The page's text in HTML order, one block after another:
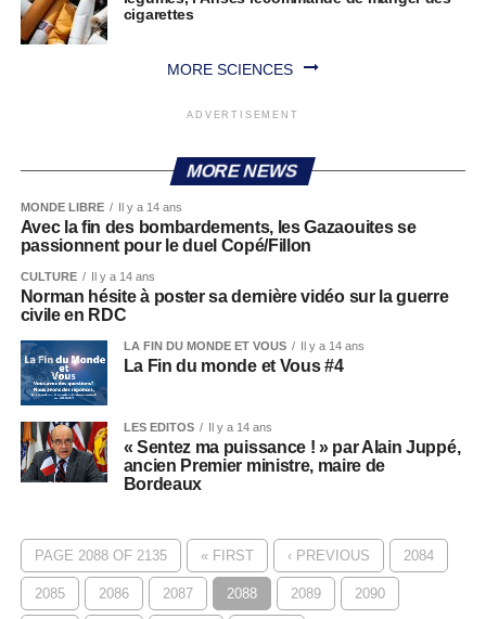
cigarettes
MORE SCIENCES
ADVERTISEMENT
MORE NEWS
MONDE LIBRE Il y a 14 ans
Avec la fin des bombardements, les Gazaouites se
passionnent pour le duel Copé/Fillon
CULTURE Il y a 14 ans
Norman hésite à poster sa dernière vidéo sur la guerre
civile en RDC
LA FIN DU MONDE ET VOUS Il y a 14 ans
La Fin du monde et Vous #4
LES EDITOS Il y a 14 ans
« Sentez ma puissance ! » par Alain Juppé,
ancien Premier ministre, maire de
Bordeaux
PAGE 2088 OF 2135 « FIRST ‹ PREVIOUS 2084
2085 2086 2087 2088 2089 2090